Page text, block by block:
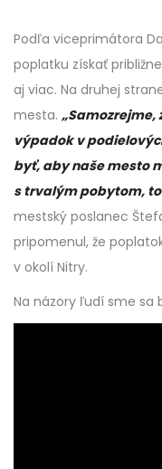
Podľa viceprimátora
poplatku získať
aj viac. Na druhej
mesta.
výpadok v
byť, aby naše mesto
s trvalým pobytom,
mestský poslanec
pripomenul, že
v okolí Nitry.
Na názory ľudí sme sa